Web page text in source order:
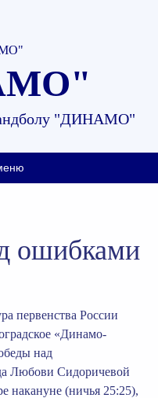
"ДИНАМО"
ошибками
первенства России
«Динамо-
над
Любови Сидоричевой
накануне (ничья 25:25),